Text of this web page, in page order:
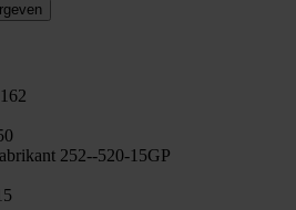
162
252--520-15GP